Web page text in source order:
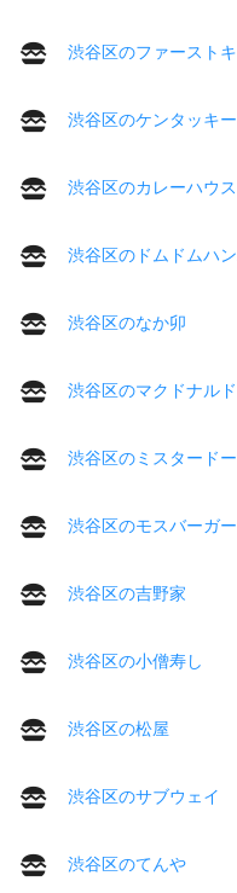
渋谷区のファースト
渋谷区のケンタッキ
渋谷区のカレーハウ
渋谷区のドムドムハ
渋谷区のなか卯
渋谷区のマクドナルド
渋谷区のミスタード
渋谷区のモスバーガー
渋谷区の吉野家
渋谷区の小僧寿し
渋谷区の松屋
渋谷区のサブウェイ
渋谷区のてんや